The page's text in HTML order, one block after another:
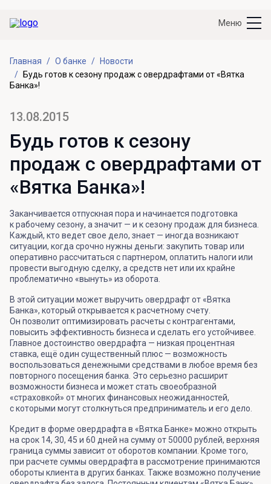
Меню
Главная О банке
Новости
Будь готов к сезону продаж с овердрафтами от «Вятка
Банка»!
13.08.2015
Будь готов к сезону
продаж с овердрафтами от
«Вятка Банка»!
Заканчивается отпускная пора и начинается подготовка
к рабочему сезону, а значит — и к сезону продаж для бизнеса.
Каждый, кто ведет свое дело, знает — иногда возникают
ситуации, когда срочно нужны деньги: закупить товар или
оперативно рассчитаться с партнером, оплатить налоги или
провести выгодную сделку, а средств нет или их крайне
проблематично «вынуть» из оборота.
В этой ситуации может выручить овердрафт от «Вятка
Банка», который открывается к расчетному счету.
Он позволит оптимизировать расчеты с контрагентами,
повысить эффективность бизнеса и сделать его устойчивее.
Главное достоинство овердрафта — низкая процентная
ставка, ещё один существенный плюс — возможность
воспользоваться денежными средствами в любое время без
повторного посещения банка. Это серьезно расширит
возможности бизнеса и может стать своеобразной
«страховкой» от многих финансовых неожиданностей,
с которыми могут столкнуться предприниматель и его дело.
Кредит в форме овердрафта в «Вятка Банке» можно открыть
на срок 14, 30, 45 и 60 дней на сумму от 50000 рублей, верхняя
граница суммы зависит от оборотов компании. Кроме того,
при расчете суммы овердрафта в рассмотрение принимаются
обороты клиента в других банках. Также возможно получение